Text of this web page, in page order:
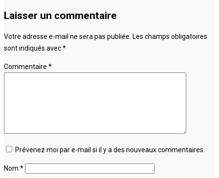
Laisser un commentaire
Votre adresse e-mail ne sera pas publiée. Les champs obligatoires
sont indiqués avec*
Commentaire *
Prévenez moi par e-mail si il y a des nouveaux commentaires.
Nom *